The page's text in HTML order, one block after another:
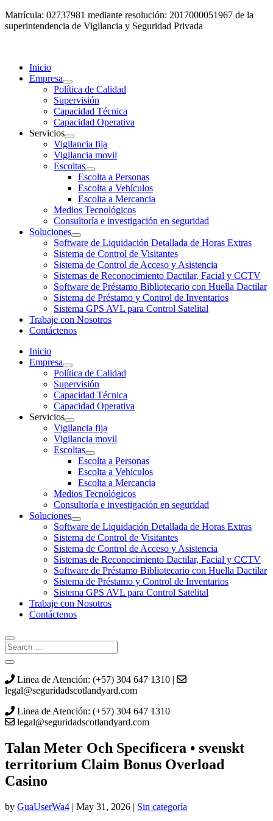
Matrícula: 02737981 mediante resolución: 2017000051967 de la
superintendencia de Vigilancia y Seguridad Privada
Inicio
Empresa
Política de Calidad
Supervisión
Capacidad Técnica
Capacidad Operativa
Servicios
Vigilancia fija
Vigilancia movil
Escoltas
Escolta a Personas
Escolta a Vehículos
Escolta a Mercancia
Medios Tecnológicos
Consultoría e investigación en seguridad
Soluciones
Software de Liquidación Detallada de Horas Extras
Sistema de Control de Visitantes
Sistema de Control de Acceso y Asistencia
Sistemas de Reconocimiento Dactilar, Facial y CCTV
Software de Préstamo Bibliotecario con Huella Dactilar
Sistema de Préstamo y Control de Inventarios
Sistema GPS AVL para Control Satelital
Trabaje con Nosotros
Contáctenos
Inicio
Empresa
Política de Calidad
Supervisión
Capacidad Técnica
Capacidad Operativa
Servicios
Vigilancia fija
Vigilancia movil
Escoltas
Escolta a Personas
Escolta a Vehículos
Escolta a Mercancia
Medios Tecnológicos
Consultoría e investigación en seguridad
Soluciones
Software de Liquidación Detallada de Horas Extras
Sistema de Control de Visitantes
Sistema de Control de Acceso y Asistencia
Sistemas de Reconocimiento Dactilar, Facial y CCTV
Software de Préstamo Bibliotecario con Huella Dactilar
Sistema de Préstamo y Control de Inventarios
Sistema GPS AVL para Control Satelital
Trabaje con Nosotros
Contáctenos
Linea de Atención: (+57) 304 647 1310 |
legal@seguridadscotlandyard.com
Linea de Atención: (+57) 304 647 1310
legal@seguridadscotlandyard.com
Talan Meter Och Specificera • svenskt
territorium Claim Bonus Overload
Casino
by GuaUserWa4 | May 31, 2026 | Sin categoría